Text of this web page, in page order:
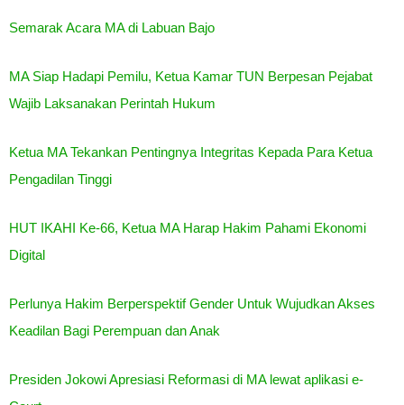
Semarak Acara MA di Labuan Bajo
MA Siap Hadapi Pemilu, Ketua Kamar TUN Berpesan Pejabat
Wajib Laksanakan Perintah Hukum
Ketua MA Tekankan Pentingnya Integritas Kepada Para Ketua
Pengadilan Tinggi
HUT IKAHI Ke-66, Ketua MA Harap Hakim Pahami Ekonomi
Digital
Perlunya Hakim Berperspektif Gender Untuk Wujudkan Akses
Keadilan Bagi Perempuan dan Anak
Presiden Jokowi Apresiasi Reformasi di MA lewat aplikasi e-